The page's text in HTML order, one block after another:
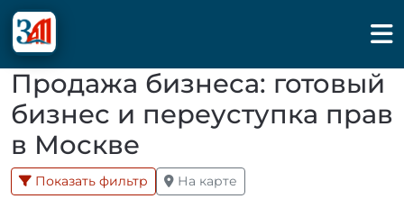
Продажа бизнеса: готовый
бизнес и переуступка прав
в Москве
Показать фильтр На карте